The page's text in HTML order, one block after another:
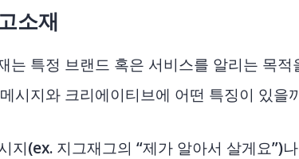
소재
는 특정 브랜드 혹은 서비스를 알리는 목
시지와 크리에이티브에 어떤 특징이 있을
지(ex. 지그재그의 “제가 알아서 살게요”)